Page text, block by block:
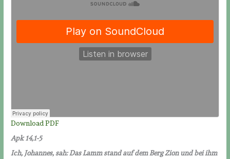
Download PDF
Apk 14,1-5
Ich, Johannes, sah: Das Lamm stand auf dem Berg Zion und bei ihm